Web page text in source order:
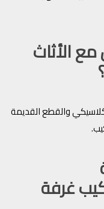
الأثاث
والقطع القديمة
غرفة